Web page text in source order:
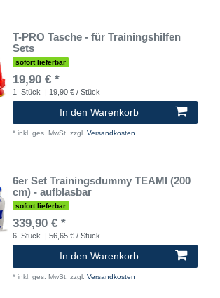
T-PRO Tasche - für Trainingshilfen
Sets
sofort lieferbar
19,90 € *
1 Stück | 19,90 € / Stück
In den Warenkorb
* inkl. ges. MwSt. zzgl. Versandkosten
6er Set Trainingsdummy TEAMI (200
cm) - aufblasbar
sofort lieferbar
339,90 € *
6 Stück | 56,65 € / Stück
In den Warenkorb
* inkl. ges. MwSt. zzgl. Versandkosten